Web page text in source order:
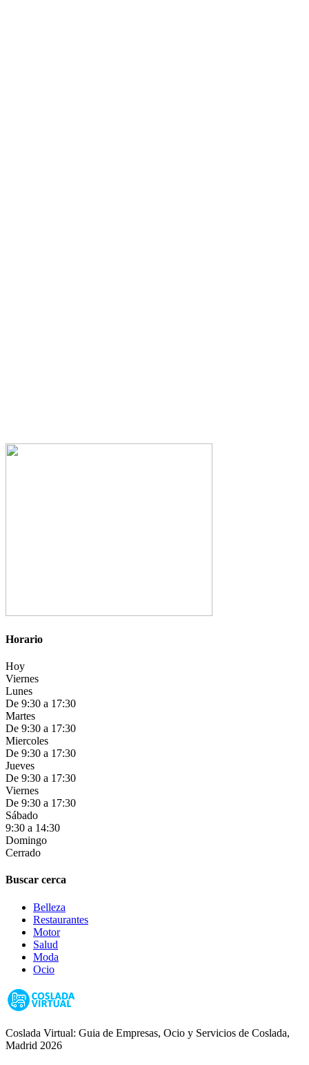
Horario
Hoy
Viernes
Lunes
De 9:30 a 17:30
Martes
De 9:30 a 17:30
Miercoles
De 9:30 a 17:30
Jueves
De 9:30 a 17:30
Viernes
De 9:30 a 17:30
Sábado
9:30 a 14:30
Domingo
Cerrado
Buscar cerca
Belleza
Restaurantes
Motor
Salud
Moda
Ocio
Coslada Virtual: Guia de Empresas, Ocio y Servicios de Coslada,
Madrid 2026